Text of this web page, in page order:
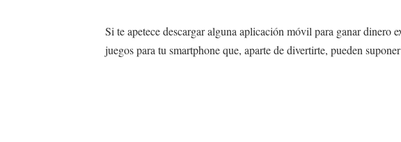
CODIGOS PARA FREE FIRE 2023 #3
Si te apetece descargar alguna aplicación móvil para ganar dinero
juegos para tu smartphone que, aparte de divertirte, pueden